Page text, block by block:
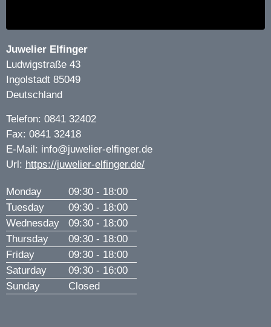
Juwelier Elfinger
Ludwigstraße 43
Ingolstadt 85049
Deutschland
Telefon: 0841 32402
Fax: 0841 32418
E-Mail: info@juwelier-elfinger.de
Url: https://juwelier-elfinger.de/
Monday
09:30 - 18:00
Tuesday
09:30 - 18:00
Wednesday
09:30 - 18:00
Thursday
09:30 - 18:00
Friday
09:30 - 18:00
Saturday
09:30 - 16:00
Sunday
Closed